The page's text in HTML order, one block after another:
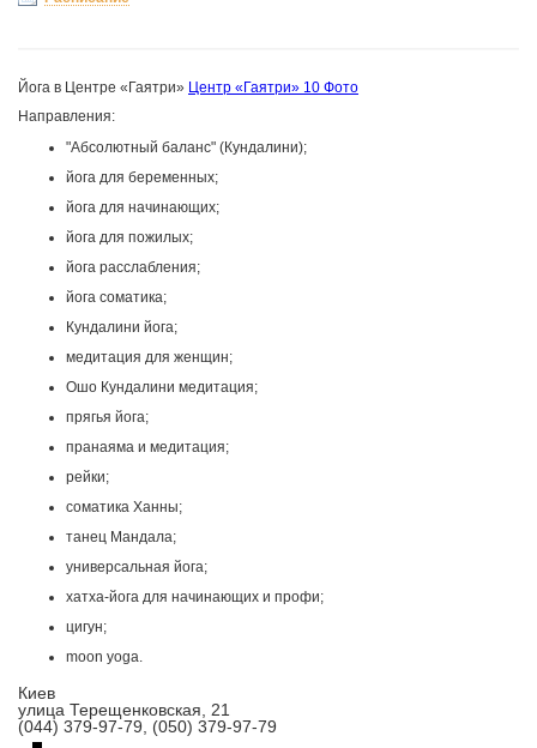
Йога в Центре «Гаятри» Центр «Гаятри» 10 Фото
Направления:
"Абсолютный баланс" (Кундалини);
йога для беременных;
йога для начинающих;
йога для пожилых;
йога расслабления;
йога соматика;
Кундалини йога;
медитация для женщин;
Ошо Кундалини медитация;
прягья йога;
пранаяма и медитация;
рейки;
соматика Ханны;
танец Мандала;
универсальная йога;
хатха-йога для начинающих и профи;
цигун;
moon yoga.
Киев
улица Терещенковская, 21
(044) 379-97-79, (050) 379-97-79